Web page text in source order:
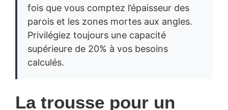
fois que vous comptez l’épaisseur des
parois et les zones mortes aux angles.
Privilégiez toujours une capacité
supérieure de 20% à vos besoins
calculés.
La trousse pour un